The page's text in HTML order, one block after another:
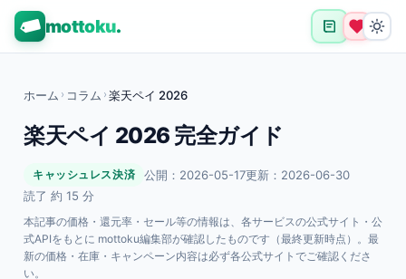
mottoku.
ホーム › コラム › 楽天ペイ 2026
楽天ペイ 2026 完全ガイド
キャッシュレス決済 公開：2026-05-17更新：2026-06-30
読了 約 15 分
本記事の価格・還元率・セール等の情報は、各サービスの公式サイト・公
式APIをもとに mottoku編集部が確認したものです（最終更新時点）。最
新の価格・在庫・キャンペーン内容は必ず各公式サイトでご確認くださ
い。